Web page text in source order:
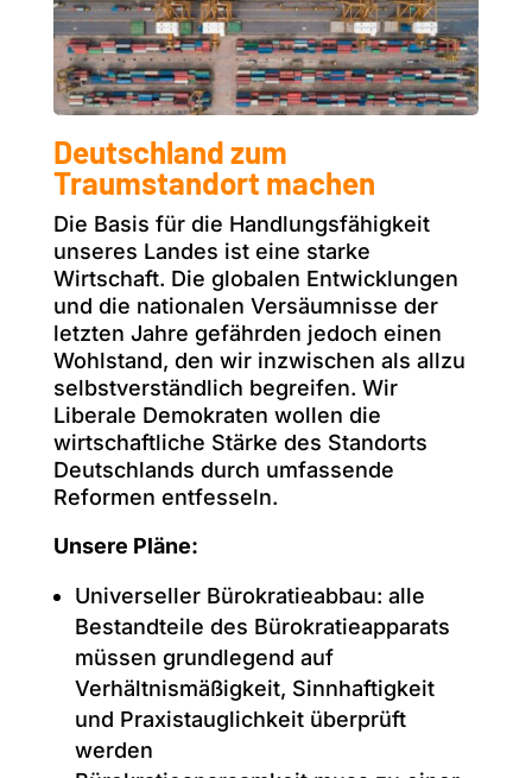
Deutschland zum
Traumstandort machen
Die Basis für die Handlungsfähigkeit
unseres Landes ist eine starke
Wirtschaft. Die globalen Entwicklungen
und die nationalen Versäumnisse der
letzten Jahre gefährden jedoch einen
Wohlstand, den wir inzwischen als allzu
selbstverständlich begreifen. Wir
Liberale Demokraten wollen die
wirtschaftliche Stärke des Standorts
Deutschlands durch umfassende
Reformen entfesseln.
Unsere Pläne:
Universeller Bürokratieabbau: alle
Bestandteile des Bürokratieapparats
müssen grundlegend auf
Verhältnismäßigkeit, Sinnhaftigkeit
und Praxistauglichkeit überprüft
werden